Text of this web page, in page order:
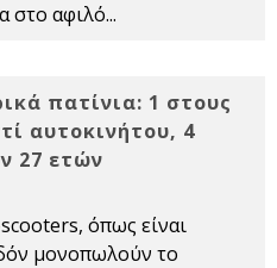
στο αφιλό...
πατίνια: 1 στους
αυτοκινήτου, 4
27 ετών
όπως είναι
μονοπωλούν το